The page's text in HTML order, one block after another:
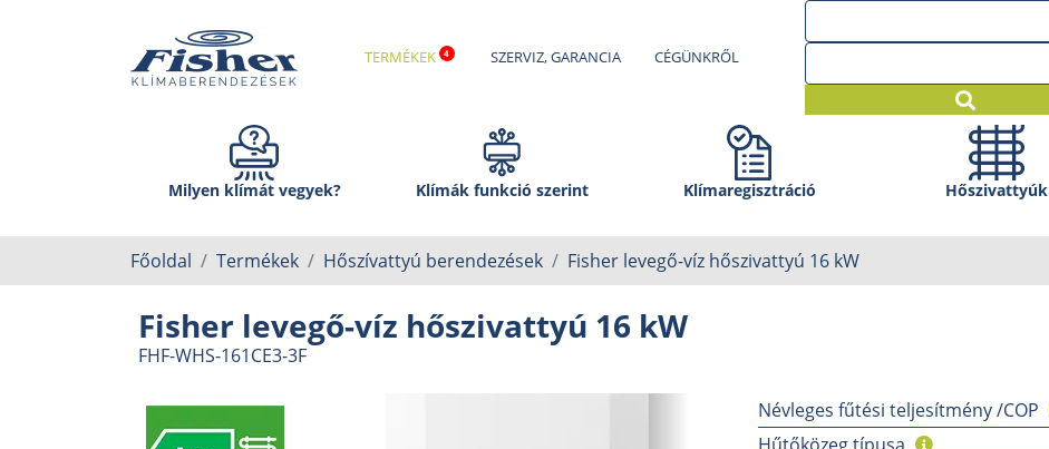
TERMÉKEK SZERVIZ, GARANCIA CÉGÜNKRŐL
Milyen klímát vegyek? Klímák funkció szerint Klíma­regisztráció Hőszivattyúk
Főoldal Termékek Hőszívattyú berendezések Fisher levegő-víz hőszivattyú 16 kW
Fisher levegő-víz hőszivattyú 16 kW
FHF-WHS-161CE3-3F
Névleges fűtési teljesítmény /COP